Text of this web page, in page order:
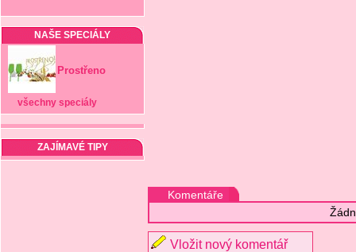
NAŠE SPECIÁLY
Prostřeno
všechny speciály
ZAJÍMAVÉ TIPY
Komentáře
Vložit nový komentář